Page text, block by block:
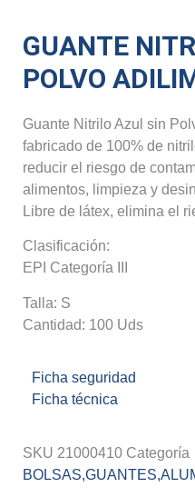
GUANTE
POLVO
Guante Nitrilo Azul sin
fabricado de 100% de
reducir el riesgo de
alimentos, limpieza y
Libre de látex, elimina el
Clasificación:
EPI Categoría III
Talla: S
Cantidad: 100 Uds
Ficha seguridad
Ficha técnica
SKU 21000410 Categoría